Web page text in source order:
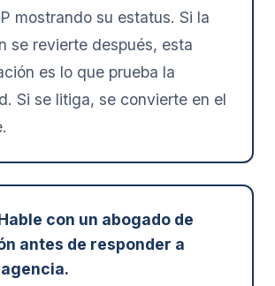
mostrando su estatus. Si la
se revierte después, esta
es lo que prueba la
Si se litiga, se convierte en el
con un abogado de
antes de responder a